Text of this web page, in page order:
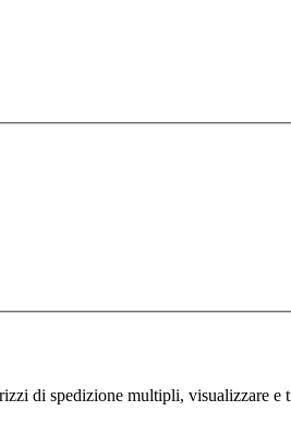
di spedizione multipli, visualizzare e